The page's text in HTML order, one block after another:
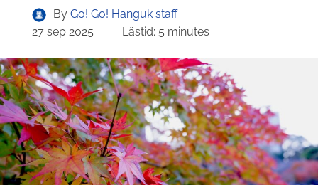
By Go! Go! Hanguk staff
27 sep 2025
Lästid: 5 minutes